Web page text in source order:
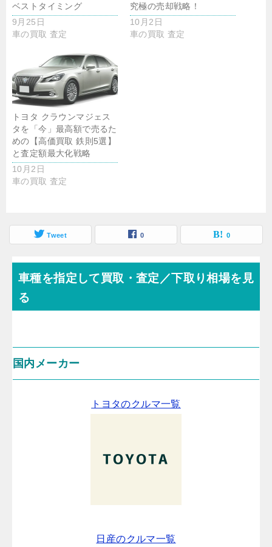
ベストタイミング
9月25日
車の買取 査定
究極の売却戦略！
10月2日
車の買取 査定
トヨタ クラウンマジェス
タを「今」最高額で売るた
めの【高価買取 鉄則5選】
と査定額最大化戦略
10月2日
車の買取 査定
Tweet 0 0
車種を指定して買取・査定／下取り相場を見
る
国内メーカー
トヨタのクルマ一覧
日産のクルマ一覧